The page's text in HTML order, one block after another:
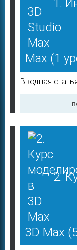
1.
Max (1
Вводная
2.
3D Max